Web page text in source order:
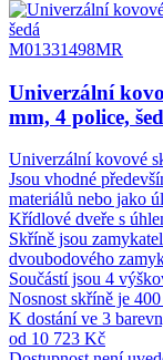
M01331498MR
Univerzální
mm, 4 police,
Univerzální kovové
Jsou vhodné
materiálů nebo jako
Křídlové dveře s
Skříně jsou
dvoubodového
Součástí jsou 4
Nosnost skříně je
K dostání ve 3
od 10 723 Kč